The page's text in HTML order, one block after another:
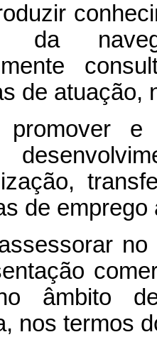
da
de atuação,
e
de emprego
âmbito
nos termos